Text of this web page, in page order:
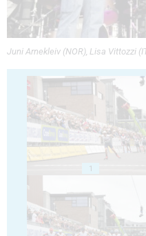
Juni Arnekleiv (NOR), Lisa Vittozzi
1